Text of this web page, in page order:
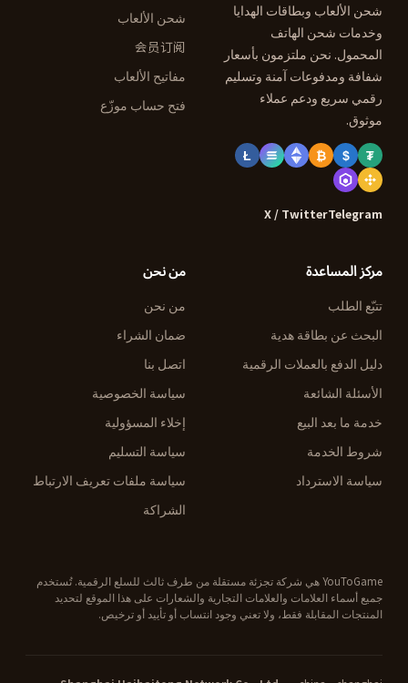
شحن الألعاب وبطاقات الهدايا
وخدمات شحن الهاتف
المحمول. نحن ملتزمون بأسعار
شفافة ومدفوعات آمنة وتسليم
رقمي سريع ودعم عملاء
موثوق.
₮
$
₿
Ł
Telegram
X / Twitter
شحن الألعاب
会员订阅
مفاتيح الألعاب
فتح حساب موزّع
مركز المساعدة
تتبّع الطلب
البحث عن بطاقة هدية
دليل الدفع بالعملات الرقمية
الأسئلة الشائعة
خدمة ما بعد البيع
شروط الخدمة
سياسة الاسترداد
من نحن
من نحن
ضمان الشراء
اتصل بنا
سياسة الخصوصية
إخلاء المسؤولية
سياسة التسليم
سياسة ملفات تعريف الارتباط
الشراكة
YouToGame هي شركة تجزئة مستقلة من طرف ثالث للسلع الرقمية. تُستخدم
جميع أسماء العلامات والعلامات التجارية والشعارات على هذا الموقع لتحديد
المنتجات المقابلة فقط، ولا تعني وجود انتساب أو تأييد أو ترخيص.